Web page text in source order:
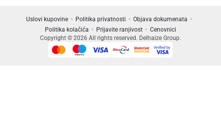
Uslovi kupovine Politika privatnosti
Objava dokumenata
Politika kolačića
Prijavite ranjivost
Cenovnici
Copyright © 2026 All rights reserved. Delhaize Group.